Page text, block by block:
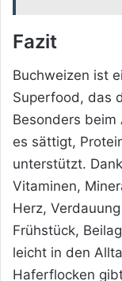
Fazit
Buchweizen ist
Superfood, das
Besonders
es sättigt,
unterstützt.
Vitaminen,
Herz,
Frühstück,
leicht in den
Haferflocken